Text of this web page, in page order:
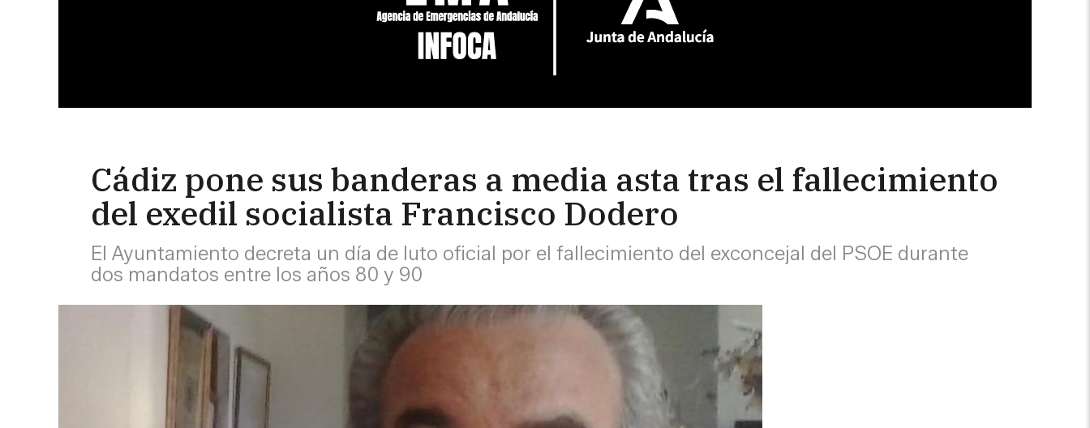
Cádiz pone sus banderas a media asta tras el fallecimiento
del exedil socialista Francisco Dodero
El Ayuntamiento decreta un día de luto oficial por el fallecimiento del exconcejal del PSOE durante
dos mandatos entre los años 80 y 90